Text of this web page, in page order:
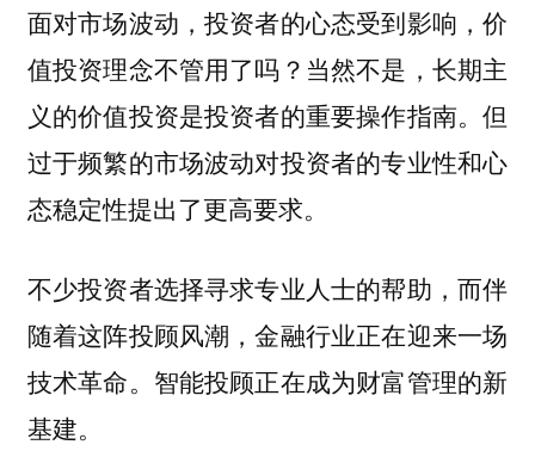
面对市场波动，投资者的心态受到影响，价
值投资理念不管用了吗？当然不是，长期主
义的价值投资是投资者的重要操作指南。但
过于频繁的市场波动对投资者的专业性和心
态稳定性提出了更高要求。
不少投资者选择寻求专业人士的帮助，而伴
随着这阵投顾风潮，金融行业正在迎来一场
技术革命。智能投顾正在成为财富管理的新
基建。